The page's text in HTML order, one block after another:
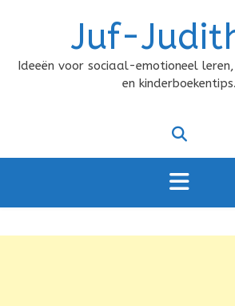
Juf-
Ideeën voor sociaal-emotioneel
en kinderboekentips.